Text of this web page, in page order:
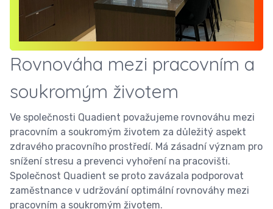
Rovnováha mezi pracovním a
soukromým životem
Ve společnosti Quadient považujeme rovnováhu mezi
pracovním a soukromým životem za důležitý aspekt
zdravého pracovního prostředí. Má zásadní význam pro
snížení stresu a prevenci vyhoření na pracovišti.
Společnost Quadient se proto zavázala podporovat
zaměstnance v udržování optimální rovnováhy mezi
pracovním a soukromým životem.